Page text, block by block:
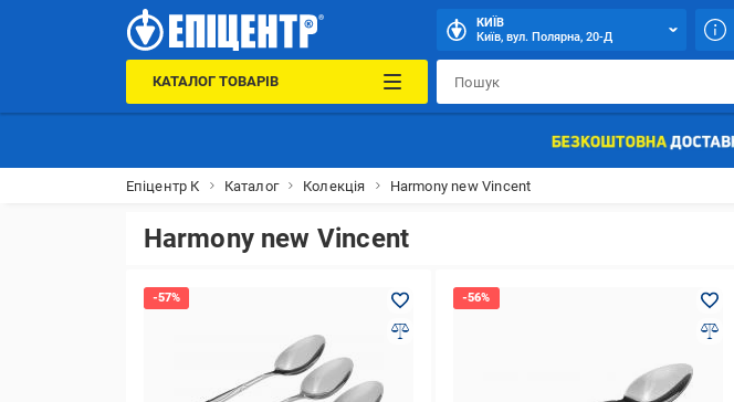
КИЇВ
Київ, вул. Полярна, 20-Д
КАТАЛОГ ТОВАРІВ
Епіцентр К Каталог Колекція Harmony new Vincent
Harmony new Vincent